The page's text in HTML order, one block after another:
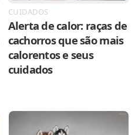
CUIDADOS
Alerta de calor: raças de
cachorros que são mais
calorentos e seus
cuidados